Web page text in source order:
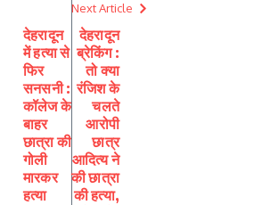
देहरादून
में हत्या से
फिर
सनसनी :
कॉलेज के
बाहर
छात्रा की
गोली
मारकर
हत्या
Next Article
देहरादून
ब्रेकिंग :
तो क्या
रंजिश के
चलते
आरोपी
छात्र
आदित्य ने
की छात्रा
की हत्या,